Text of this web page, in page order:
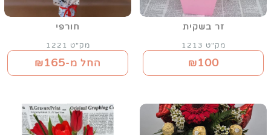
זר בשקית
מק"ט 1213
₪100
חורפי
מק"ט 1221
החל מ-₪165